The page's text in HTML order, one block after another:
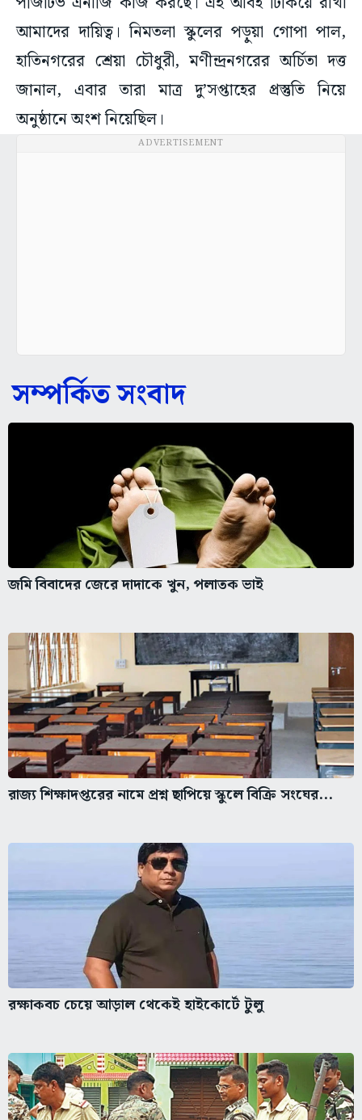
আমাদের দায়িত্ব। নিমতলা স্কুলের পড়ুয়া গোপা পাল,
হাতিনগরের শ্রেয়া চৌধুরী, মণীন্দ্রনগরের অর্চিতা দত্ত
জানাল, এবার তারা মাত্র দু’সপ্তাহের প্রস্তুতি নিয়ে
অনুষ্ঠানে অংশ নিয়েছিল।
ADVERTISEMENT
সম্পর্কিত সংবাদ
জমি বিবাদের জেরে দাদাকে খুন, পলাতক ভাই
রাজ্য শিক্ষাদপ্তরের নামে প্রশ্ন ছাপিয়ে স্কুলে বিক্রি সংঘের...
রক্ষাকবচ চেয়ে আড়াল থেকেই হাইকোর্টে টুলু